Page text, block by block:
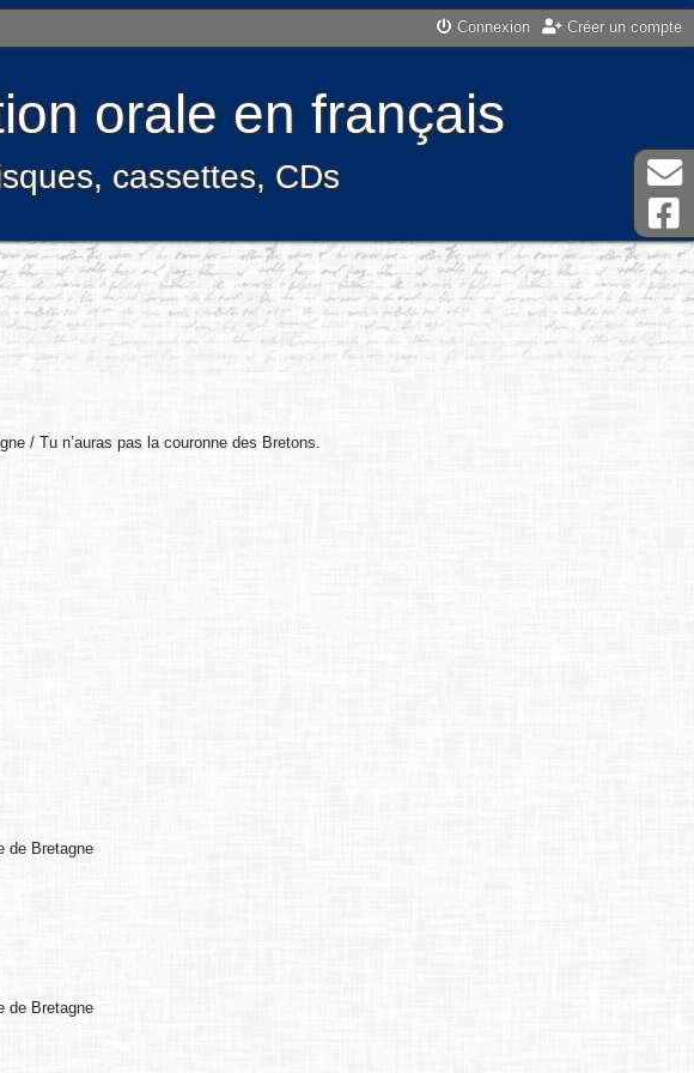
Connexion Créer un compte
orale en français
cassettes, CDs
/ Tu n’auras pas la couronne des Bretons.
de Bretagne
de Bretagne